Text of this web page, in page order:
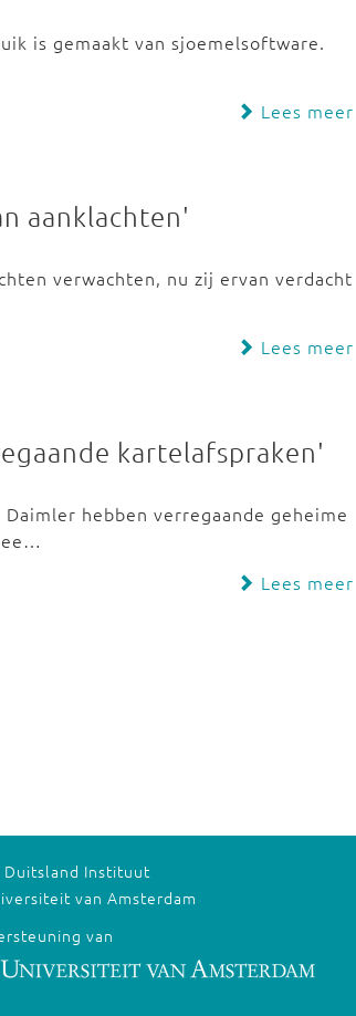
is gemaakt van sjoemelsoftware.
Lees meer
aanklachten'
verwachten, nu zij ervan verdacht
Lees meer
kartelafspraken'
hebben verregaande geheime
Lees meer
Duitsland Instituut
van Amsterdam
van